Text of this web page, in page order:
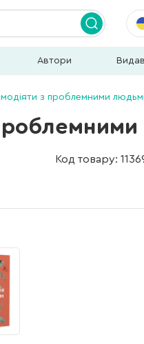
Автори
з проблемними
Код товару: